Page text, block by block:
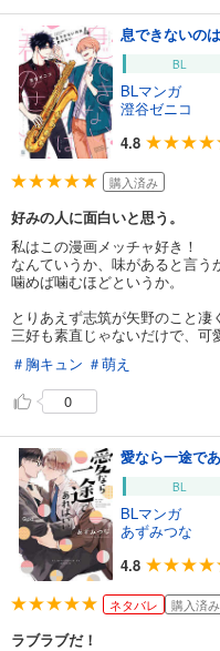
息できないの
BL
BLマンガ
澄谷ゼニコ
4.8
購入済み
好みの人に面白いと思う。
私はこの漫画メッチャ好き！
なんていうか、味があると言う
噛めば噛むほどというか。
とりあえず志筑が矢野のこと凄
三好も素直じゃないだけで、可
＃胸キュン ＃萌え
0
愛なら一途で
BL
BLマンガ
あずみつな
4.8
ネタバレ 購入済み
ラブラブだ！